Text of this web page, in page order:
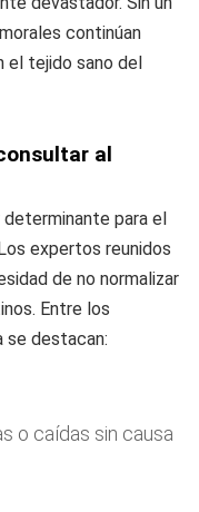
continúan
el tejido sano del
al
para el
expertos reunidos
de no normalizar
Entre los
se destacan:
o caídas sin causa